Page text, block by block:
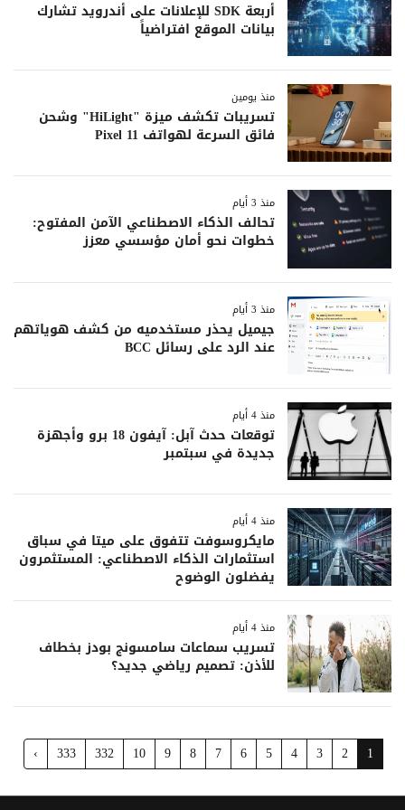
أربعة SDK للإعلانات على أندرويد تشارك
بيانات الموقع افتراضياً
منذ يومين
تسريبات تكشف ميزة "HiLight" وشحن
فائق السرعة لهواتف Pixel 11
منذ 3 أيام
تحالف الذكاء الاصطناعي الآمن المفتوح:
خطوات نحو أمان مؤسسي معزز
منذ 3 أيام
جيميل يحذر مستخدميه من كشف هوياتهم
عند الرد على رسائل BCC
منذ 4 أيام
توقعات حدث آبل: آيفون 18 برو وأجهزة
جديدة في سبتمبر
منذ 4 أيام
مايكروسوفت تتفوق على ميتا في سباق
استثمارات الذكاء الاصطناعي: المستثمرون
يفضلون الوضوح
منذ 4 أيام
تسريب سماعات سامسونج بودز بخطاف
للأذن: تصميم رياضي جديد؟
1
2
3
4
5
6
7
8
9
10
332
333
›